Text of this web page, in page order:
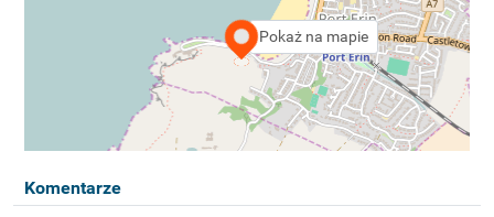
Pokaż na mapie
Komentarze